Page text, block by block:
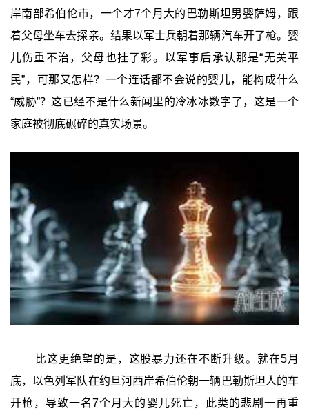
岸南部希伯伦市，一个才7个月大的巴勒斯坦男婴萨姆，跟
着父母坐车去探亲。结果以军士兵朝着那辆汽车开了枪。婴
儿伤重不治，父母也挂了彩。以军事后承认那是“无关平
民”，可那又怎样？一个连话都不会说的婴儿，能构成什么
“威胁”？这已经不是什么新闻里的冷冰冰数字了，这是一个
家庭被彻底碾碎的真实场景。
比这更绝望的是，这股暴力还在不断升级。就在5月
底，以色列军队在约旦河西岸希伯伦朝一辆巴勒斯坦人的车
开枪，导致一名7个月大的婴儿死亡，此类的悲剧一再重